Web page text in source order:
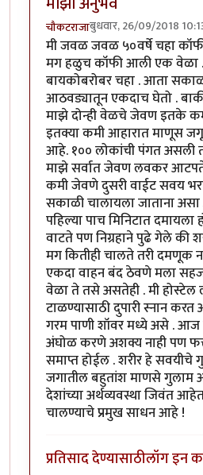
चौकटराजाबुधवार, 26/09/2018
मी जवळ जवळ ५०वर्षे चहा
मग हळुच कॉफी आली एक वेळा .
बायकोबरोबर चहा . आता
आठवड्यातून एकदाच घेतो .
माझे दोन्ही वेळचे जेवण इतके
इतक्या कमी आहारात माणूस
आहे. १०० लोकांची पंगत असली
माझे सर्वात जेवण लवकर
कमी जेवणे दुसरी वाईट सवय
सकाळी चालायला जाताना
पहिल्या पाच मिनिटात
वाटते पण निग्रहाने पुढे गेले की
मग कितीही चालते तरी दमणूक
एकदा वाहन बंद ठेवणे मला
वेळा ते तसे असतेही . मी होस्टेल
टाळण्यासाठी दुपारी स्नान
गरम पाणी शॉवर मध्ये असे . आज
अंघोळ करणे अशक्य नाही पण
समाप्त होईल . शरीर हे
जगातील बहुतांश माणसे गुलाम
देशांच्या अर्थव्यवस्था जिवंत
चालण्याचे प्रमुख साधन आहे !
प्रतिसाद देण्यासाठीलॉग इन